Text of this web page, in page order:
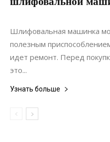
13.09.2020
Шлифовальная машинка
полезным
идет ремонт. Перед
это...
Узнать больше